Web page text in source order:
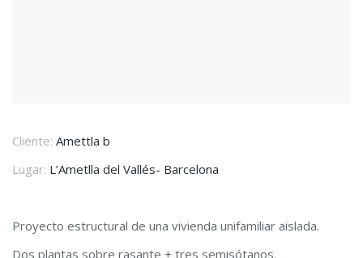
Cliente: Amettla b
Lugar: L’Ametlla del Vallés- Barcelona
Proyecto estructural de una vivienda unifamiliar aislada.
Dos plantas sobre rasante + tres semisótanos.